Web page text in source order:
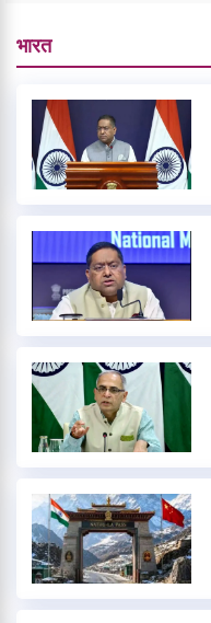
भारत